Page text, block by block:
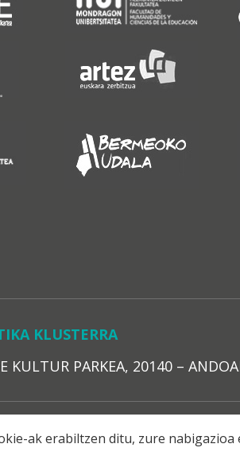
KLUSTERRA
KULTUR PARKEA, 20140 –
ak erabiltzen ditu, zure